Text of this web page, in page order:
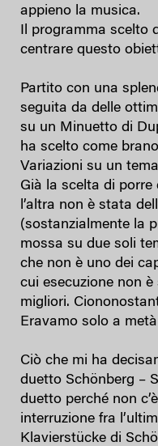
appieno la musica.
Il programma scelto
centrare questo
Partito con una
seguita da delle
su un Minuetto di
ha scelto come
Variazioni su un
Già la scelta di
l’altra non è stata
(sostanzialmente la
mossa su due soli
che non è uno dei
cui esecuzione non
migliori.
Eravamo solo a
Ciò che mi ha
duetto Schönberg –
duetto perché non
interruzione fra
Klavierstücke di